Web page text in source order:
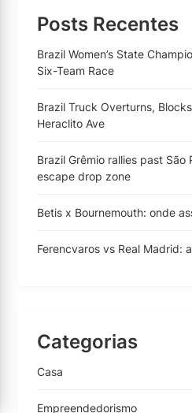
Posts Recentes
Brazil Women’s State
Six-Team Race
Brazil Truck Overturns,
Heraclito Ave
Brazil Grêmio rallies past
escape drop zone
Betis x Bournemouth: onde
Ferencvaros vs Real Madrid:
Categorias
Casa
Empreendedorismo